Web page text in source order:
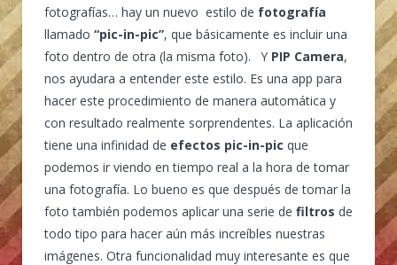
fotografías… hay un nuevo estilo de fotografía
llamado “pic-in-pic”, que básicamente es incluir una
foto dentro de otra (la misma foto). Y PIP Camera,
nos ayudara a entender este estilo. Es una app para
hacer este procedimiento de manera automática y
con resultado realmente sorprendentes. La aplicación
tiene una infinidad de efectos pic-in-pic que
podemos ir viendo en tiempo real a la hora de tomar
una fotografía. Lo bueno es que después de tomar la
foto también podemos aplicar una serie de filtros de
todo tipo para hacer aún más increíbles nuestras
imágenes. Otra funcionalidad muy interesante es que